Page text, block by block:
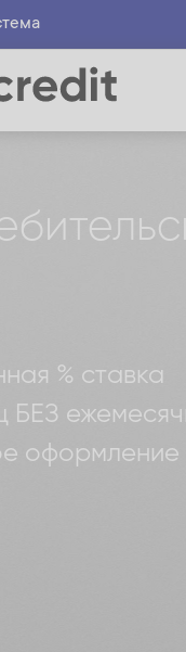
% ставка
БЕЗ
оформление